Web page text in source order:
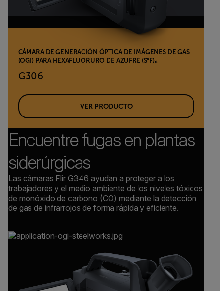
CÁMARA DE GENERACIÓN ÓPTICA DE IMÁGENES DE GAS
(OGI) PARA HEXAFLUORURO DE AZUFRE (S°F)₆
G306
VER PRODUCTO
Encuentre fugas en plantas
siderúrgicas
Las cámaras Flir G346 ayudan a proteger a los
trabajadores y el medio ambiente de los niveles tóxicos
de monóxido de carbono (CO) mediante la detección
de gas de infrarrojos de forma rápida y eficiente.